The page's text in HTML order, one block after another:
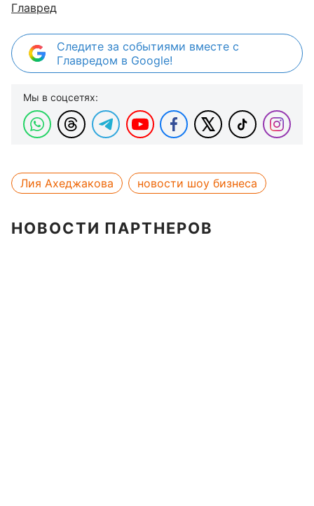
Главред
Следите за событиями вместе с
Главредом в Google!
Мы в соцсетях:
Лия Ахеджакова новости шоу бизнеса
НОВОСТИ ПАРТНЕРОВ